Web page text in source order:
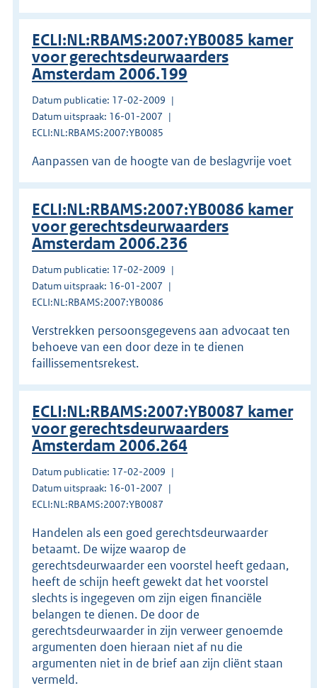
ECLI:NL:RBAMS:2007:YB0085 kamer
voor gerechtsdeurwaarders
Amsterdam 2006.199
Datum publicatie: 17-02-2009
Datum uitspraak: 16-01-2007
ECLI:NL:RBAMS:2007:YB0085
Aanpassen van de hoogte van de beslagvrije voet
ECLI:NL:RBAMS:2007:YB0086 kamer
voor gerechtsdeurwaarders
Amsterdam 2006.236
Datum publicatie: 17-02-2009
Datum uitspraak: 16-01-2007
ECLI:NL:RBAMS:2007:YB0086
Verstrekken persoonsgegevens aan advocaat ten
behoeve van een door deze in te dienen
faillissementsrekest.
ECLI:NL:RBAMS:2007:YB0087 kamer
voor gerechtsdeurwaarders
Amsterdam 2006.264
Datum publicatie: 17-02-2009
Datum uitspraak: 16-01-2007
ECLI:NL:RBAMS:2007:YB0087
Handelen als een goed gerechtsdeurwaarder
betaamt. De wijze waarop de
gerechtsdeurwaarder een voorstel heeft gedaan,
heeft de schijn heeft gewekt dat het voorstel
slechts is ingegeven om zijn eigen financiële
belangen te dienen. De door de
gerechtsdeurwaarder in zijn verweer genoemde
argumenten doen hieraan niet af nu die
argumenten niet in de brief aan zijn cliënt staan
vermeld.